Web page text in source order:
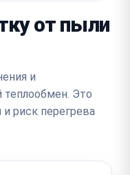
от пыли
и
Это
риск перегрева